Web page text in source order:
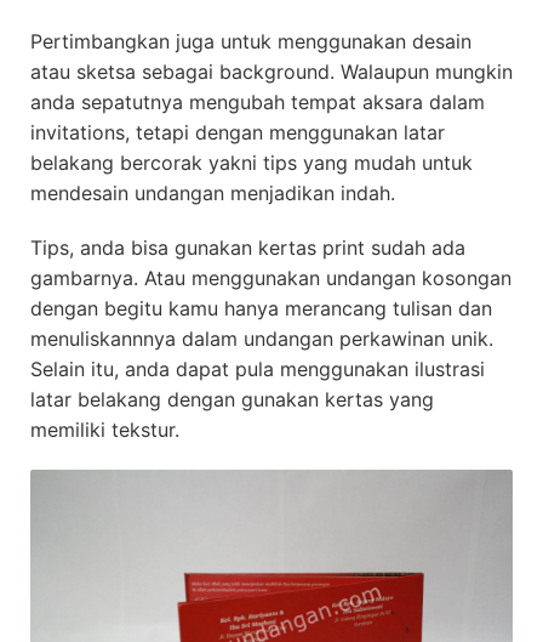
Pertimbangkan juga untuk menggunakan desain
atau sketsa sebagai background. Walaupun mungkin
anda sepatutnya mengubah tempat aksara dalam
invitations, tetapi dengan menggunakan latar
belakang bercorak yakni tips yang mudah untuk
mendesain undangan menjadikan indah.
Tips, anda bisa gunakan kertas print sudah ada
gambarnya. Atau menggunakan undangan kosongan
dengan begitu kamu hanya merancang tulisan dan
menuliskannnya dalam undangan perkawinan unik.
Selain itu, anda dapat pula menggunakan ilustrasi
latar belakang dengan gunakan kertas yang
memiliki tekstur.